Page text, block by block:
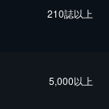
210誌以上
5,000以上